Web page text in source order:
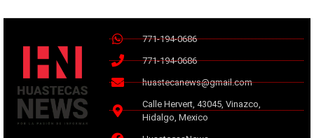
771-194-0686
771-194-0686
huastecanews@gmail.com
Calle Hervert, 43045, Vinazco,
Hidalgo, Mexico